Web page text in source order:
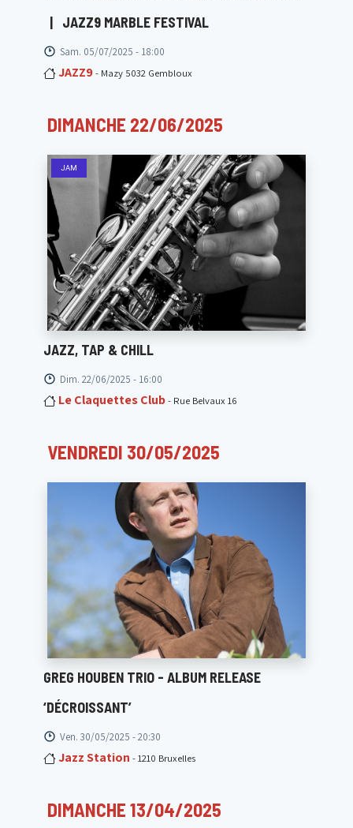
| JAZZ9 MARBLE FESTIVAL
Sam. 05/07/2025 - 18:00
JAZZ9- Mazy 5032 Gembloux
DIMANCHE 22/06/2025
JAM
JAZZ, TAP & CHILL
Dim. 22/06/2025 - 16:00
Le Claquettes Club- Rue Belvaux 16
VENDREDI 30/05/2025
GREG HOUBEN TRIO - ALBUM RELEASE
‘DÉCROISSANT’
Ven. 30/05/2025 - 20:30
Jazz Station - 1210 Bruxelles
DIMANCHE 13/04/2025